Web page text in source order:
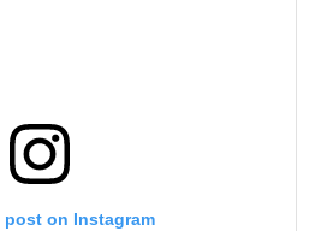
post on Instagram